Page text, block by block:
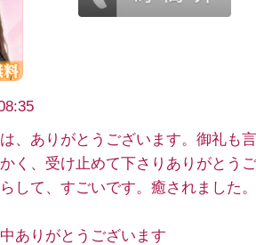
、ありがとうございます。御礼も
く、受け止めて下さりありがとうご
して、すごいです。癒されました
ありがとうございます